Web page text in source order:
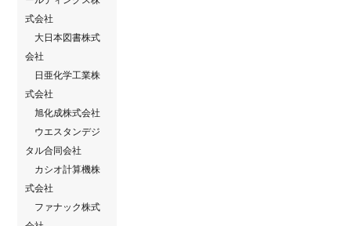
式会社
⼤⽇本図書株式
会社
日亜化学工業株
式会社
旭化成株式会社
ウエスタンデジ
タル合同会社
カシオ計算機株
式会社
ファナック株式